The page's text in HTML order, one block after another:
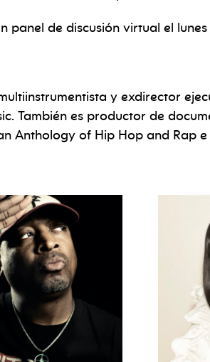
panel de discusión virtual el
y exdirector
También es productor de
Anthology of Hip Hop and Rap